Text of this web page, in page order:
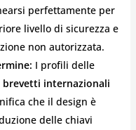
perfettamente per
livello di sicurezza e
non autorizzata.
I profili delle
brevetti internazionali
che il design è
delle chiavi